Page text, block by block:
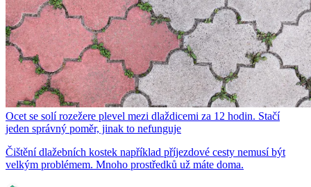
Ocet se solí rozežere plevel mezi dlaždicemi za 12 hodin. Stačí
jeden správný poměr, jinak to nefunguje
Čištění dlažebních kostek například příjezdové cesty nemusí být
velkým problémem. Mnoho prostředků už máte doma.